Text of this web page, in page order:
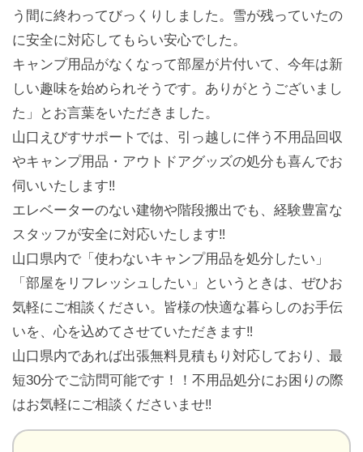
う間に終わってびっくりしました。雪が残っていたの
に安全に対応してもらい安心でした。
キャンプ用品がなくなって部屋が片付いて、今年は新
しい趣味を始められそうです。ありがとうございまし
た」とお言葉をいただきました。
山口えびすサポートでは、引っ越しに伴う不用品回収
やキャンプ用品・アウトドアグッズの処分も喜んでお
伺いいたします‼️
エレベーターのない建物や階段搬出でも、経験豊富な
スタッフが安全に対応いたします‼️
山口県内で「使わないキャンプ用品を処分したい」
「部屋をリフレッシュしたい」というときは、ぜひお
気軽にご相談ください。皆様の快適な暮らしのお手伝
いを、心を込めてさせていただきます‼️
山口県内であれば出張無料見積もり対応しており、最
短30分でご訪問可能です！！不用品処分にお困りの際
はお気軽にご相談くださいませ‼️